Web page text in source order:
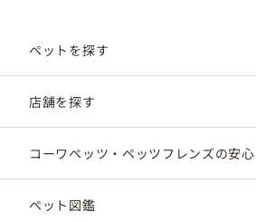
ペットを探す
店舗を探す
コーワペッツ・ペッツフレンズの安心
ペット図鑑